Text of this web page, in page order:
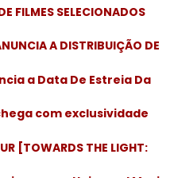
FILMES SELECIONADOS
A DISTRIBUIÇÃO DE
a Data De Estreia Da
com exclusividade
[TOWARDS THE LIGHT: